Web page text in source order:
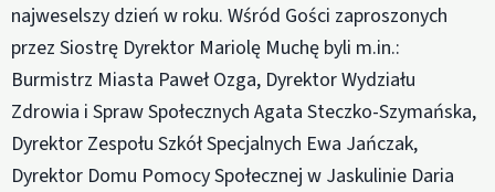
najweselszy dzień w roku. Wśród Gości zaproszonych
przez Siostrę Dyrektor Mariolę Muchę byli m.in.:
Burmistrz Miasta Paweł Ozga, Dyrektor Wydziału
Zdrowia i Spraw Społecznych Agata Steczko-Szymańska,
Dyrektor Zespołu Szkół Specjalnych Ewa Jańczak,
Dyrektor Domu Pomocy Społecznej w Jaskulinie Daria